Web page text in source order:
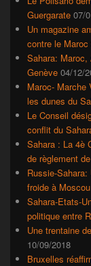
barre
latérale
Guergarate 07/
Un magazine
contre le Maroc
Sahara: Maroc,
Genève 04/12/
Maroc- Marche
les dunes du
Le Conseil
conflit du
Sahara : La 4è
de règlement de
Russie-
froide à Moscou
Sahara-Etats-
politique entre
Une trentaine
10/09/2018
Bruxelles